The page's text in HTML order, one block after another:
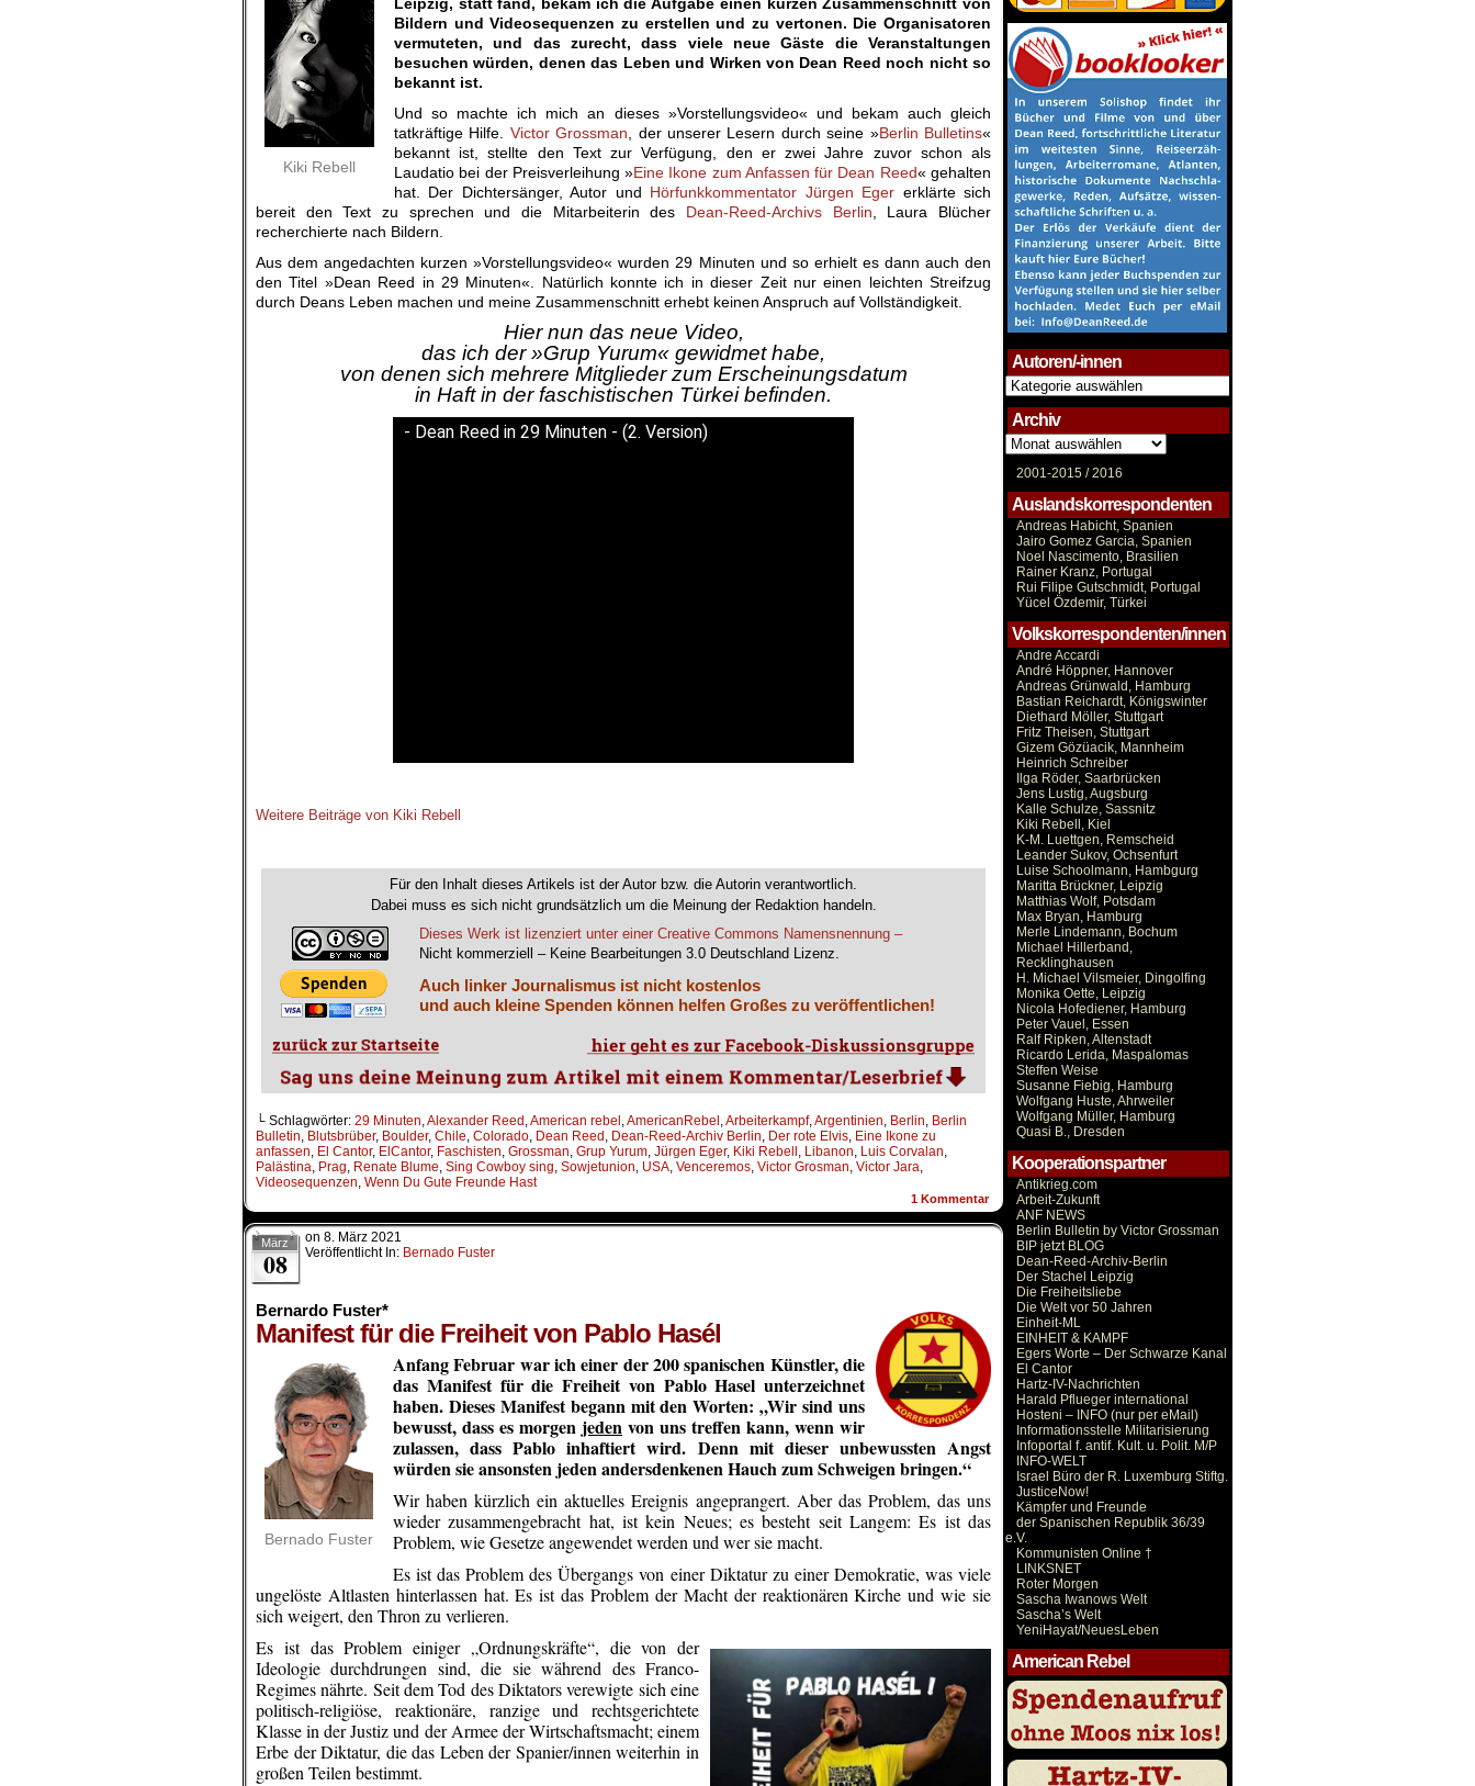
Kiki Rebell
Bildern und Videosequenzen zu erstellen und zu vertonen. Die Organisatoren
vermuteten, und das zurecht, dass viele neue Gäste die Veranstaltungen
besuchen würden, denen das Leben und Wirken von Dean Reed noch nicht so
bekannt ist.
Und so machte ich mich an dieses »Vorstellungsvideo« und bekam auch gleich
tatkräftige Hilfe. Victor Grossman , der unserer Lesern durch seine »Berlin Bulletins«
bekannt ist, stellte den Text zur Verfügung, den er zwei Jahre zuvor schon als
Laudatio bei der Preisverleihung »Eine Ikone zum Anfassen für Dean Reed« gehalten
hat. Der Dichtersänger, Autor und Hörfunkkommentator Jürgen Eger erklärte sich
bereit den Text zu sprechen und die Mitarbeiterin des Dean-Reed-Archivs Berlin , Laura Blücher
recherchierte nach Bildern.
Aus dem angedachten kurzen »Vorstellungsvideo« wurden 29 Minuten und so erhielt es dann auch den
den Titel »Dean Reed in 29 Minuten«. Natürlich konnte ich in dieser Zeit nur einen leichten Streifzug
durch Deans Leben machen und meine Zusammenschnitt erhebt keinen Anspruch auf Vollständigkeit.
Hier nun das neue Video,
das ich der »Grup Yurum« gewidmet habe,
von denen sich mehrere Mitglieder zum Erscheinungsdatum
in Haft in der faschistischen Türkei befinden.
- Dean Reed in 29 Minuten - (2. Version)
Weitere Beiträge von Kiki Rebell
Für den Inhalt dieses Artikels ist der Autor bzw. die Autorin verantwortlich.
Dabei muss es sich nicht grundsätzlich um die Meinung der Redaktion handeln.
Dieses Werk ist lizenziert unter einer Creative Commons Namensnennung –
Nicht kommerziell – Keine Bearbeitungen 3.0 Deutschland Lizenz.
Auch linker Journalismus ist nicht kostenlos
und auch kleine Spenden können helfen Großes zu veröffentlichen!
└ Schlagwörter: 29 Minuten,Alexander Reed ,American rebel ,AmericanRebel ,Arbeiterkampf,Argentinien, Berlin, Berlin
Bulletin, Blutsbrüber, Boulder, Chile, Colorado, Dean Reed , Dean-Reed-Archiv Berlin, Der rote Elvis, Eine Ikone zu
anfassen, El Cantor, ElCantor, Faschisten, Grossman, Grup Yurum, Jürgen Eger, Kiki Rebell , Libanon, Luis Corvalan,
Palästina, Prag, Renate Blume, Sing Cowboy sing, Sowjetunion, USA, Venceremos, Victor Grosman, Victor Jara,
Videosequenzen, Wenn Du Gute Freunde Hast
1 Kommentar
März
08
on 8. März 2021
Veröffentlicht In: Bernado Fuster
Bernardo Fuster*
Manifest für die Freiheit von Pablo Hasél
Bernado Fuster
Anfang Februar war ich einer der 200 spanischen Künstler, die
das Manifest für die Freiheit von Pablo Hasel unterzeichnet
haben. Dieses Manifest begann mit den Worten: „Wir sind uns
bewusst, dass es morgen jeden von uns treffen kann, wenn wir
zulassen, dass Pablo inhaftiert wird. Denn mit dieser unbewussten Angst
würden sie ansonsten jeden andersdenkenen Hauch zum Schweigen bringen.“
Wir haben kürzlich ein aktuelles Ereignis angeprangert. Aber das Problem, das uns
wieder zusammengebracht hat, ist kein Neues; es besteht seit Langem: Es ist das
Problem, wie Gesetze angewendet werden und wer sie macht.
Es ist das Problem des Übergangs von einer Diktatur zu einer Demokratie, was viele
ungelöste Altlasten hinterlassen hat. Es ist das Problem der Macht der reaktionären Kirche und wie sie
sich weigert, den Thron zu verlieren.
Es ist das Problem einiger „Ordnungskräfte“, die von der
Ideologie durchdrungen sind, die sie während des Franco-
Regimes nährte. Seit dem Tod des Diktators verewigte sich eine
politisch-religiöse, reaktionäre, ranzige und rechtsgerichtete
Klasse in der Justiz und der Armee der Wirtschaftsmacht; einem
Erbe der Diktatur, die das Leben der Spanier/innen weiterhin in
großen Teilen bestimmt.
Autoren/-innen
Autoren/-
innen
Archiv
Archiv
2001-2015 /2016
Auslandskorrespondenten
Andreas Habicht, Spanien
Jairo Gomez Garcia, Spanien
Noel Nascimento, Brasilien
Rainer Kranz, Portugal
Rui Filipe Gutschmidt, Portugal
Yücel Özdemir, Türkei
Volkskorrespondenten/innen
Andre Accardi
André Höppner, Hannover
Andreas Grünwald, Hamburg
Bastian Reichardt, Königswinter
Diethard Möller, Stuttgart
Fritz Theisen, Stuttgart
Gizem Gözüacik, Mannheim
Heinrich Schreiber
Ilga Röder, Saarbrücken
Jens Lustig, Augsburg
Kalle Schulze, Sassnitz
Kiki Rebell, Kiel
K-M. Luettgen, Remscheid
Leander Sukov, Ochsenfurt
Luise Schoolmann, Hambgurg
Maritta Brückner, Leipzig
Matthias Wolf, Potsdam
Max Bryan, Hamburg
Merle Lindemann, Bochum
Michael Hillerband,
Recklinghausen
H. Michael Vilsmeier, Dingolfing
Monika Oette, Leipzig
Nicola Hofediener, Hamburg
Peter Vauel, Essen
Ralf Ripken, Altenstadt
Ricardo Lerida, Maspalomas
Steffen Weise
Susanne Fiebig, Hamburg
Wolfgang Huste, Ahrweiler
Wolfgang Müller, Hamburg
Quasi B., Dresden
Kooperationspartner
Antikrieg.com
Arbeit-Zukunft
ANF NEWS
Berlin Bulletin by Victor Grossman
BIP jetzt BLOG
Dean-Reed-Archiv-Berlin
Der Stachel Leipzig
Die Freiheitsliebe
Die Welt vor 50 Jahren
Einheit-ML
EINHEIT & KAMPF
Egers Worte – Der Schwarze Kanal
El Cantor
Hartz-IV-Nachrichten
Harald Pflueger international
Hosteni – INFO (nur per eMail)
Informationsstelle Militarisierung
Infoportal f. antif. Kult. u. Polit. M/P
INFO-WELT
Israel Büro der R. Luxemburg Stiftg.
JusticeNow!
Kämpfer und Freunde
der Spanischen Republik 36/39
e.V.
Kommunisten Online †
LINKSNET
Roter Morgen
Sascha Iwanows Welt
Sascha’s Welt
YeniHayat/NeuesLeben
American Rebel